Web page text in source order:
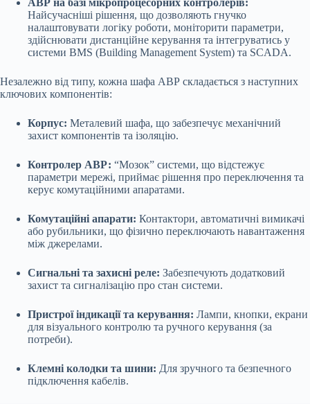
АВР на базі мікропроцесорних контролерів:
Найсучасніші рішення, що дозволяють гнучко
налаштовувати логіку роботи, моніторити параметри,
здійснювати дистанційне керування та інтегруватись у
системи BMS (Building Management System) та SCADA.
Незалежно від типу, кожна шафа АВР складається з наступних
ключових компонентів:
Корпус: Металевий шафа, що забезпечує механічний
захист компонентів та ізоляцію.
Контролер АВР: “Мозок” системи, що відстежує
параметри мережі, приймає рішення про переключення та
керує комутаційними апаратами.
Комутаційні апарати: Контактори, автоматичні вимикачі
або рубильники, що фізично переключають навантаження
між джерелами.
Сигнальні та захисні реле: Забезпечують додатковий
захист та сигналізацію про стан системи.
Пристрої індикації та керування: Лампи, кнопки, екрани
для візуального контролю та ручного керування (за
потреби).
Клемні колодки та шини: Для зручного та безпечного
підключення кабелів.